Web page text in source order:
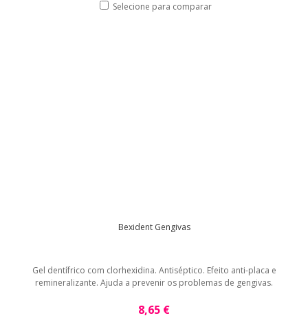
Selecione para comparar
Bexident Gengivas
Gel dentífrico com clorhexidina. Antiséptico. Efeito anti-placa e
remineralizante. Ajuda a prevenir os problemas de gengivas.
8,65 €